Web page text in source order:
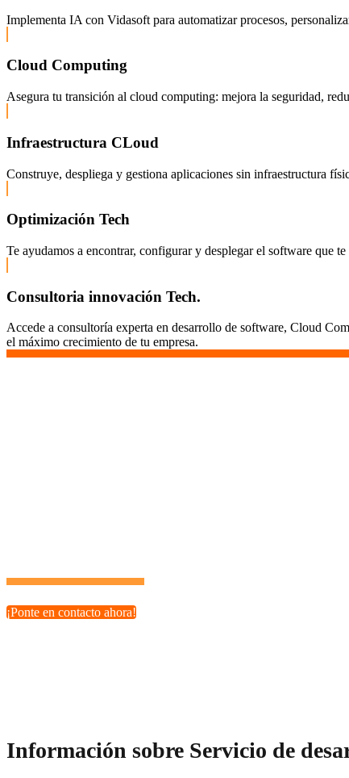
Implementa IA con Vidasoft para automatizar procesos,
Cloud Computing
Asegura tu transición al cloud computing: mejora la seguridad,
Infraestructura CLoud
Construye, despliega y gestiona aplicaciones sin infraestructura
Optimización Tech
Te ayudamos a encontrar, configurar y desplegar el software que
Consultoria innovación Tech.
Accede a consultoría experta en desarrollo de software, Cloud
el máximo crecimiento de tu empresa.
¡Ponte en contacto ahora!
Información sobre Servicio de